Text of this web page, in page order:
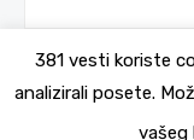
381 vesti koriste
analizirali posete.
vašeg